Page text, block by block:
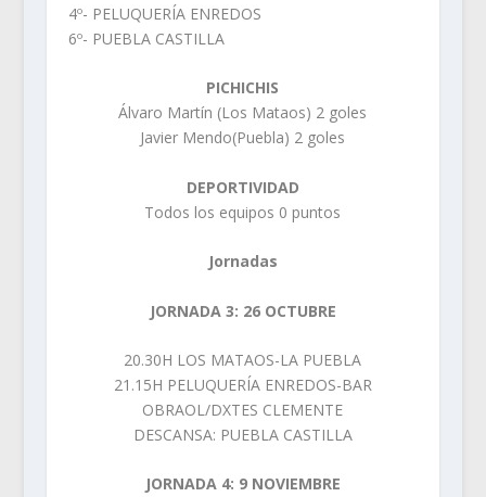
4º- PELUQUERÍA ENREDOS
6º- PUEBLA CASTILLA
PICHICHIS
Álvaro Martín (Los Mataos) 2 goles
Javier Mendo(Puebla) 2 goles
DEPORTIVIDAD
Todos los equipos 0 puntos
Jornadas
JORNADA 3: 26 OCTUBRE
20.30H LOS MATAOS-LA PUEBLA
21.15H PELUQUERÍA ENREDOS-BAR
OBRAOL/DXTES CLEMENTE
DESCANSA: PUEBLA CASTILLA
JORNADA 4: 9 NOVIEMBRE